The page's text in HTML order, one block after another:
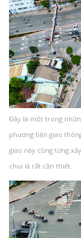
Đây là một trong
phương tiện giao
giao này cũng từng
chui là rất cần thiết.